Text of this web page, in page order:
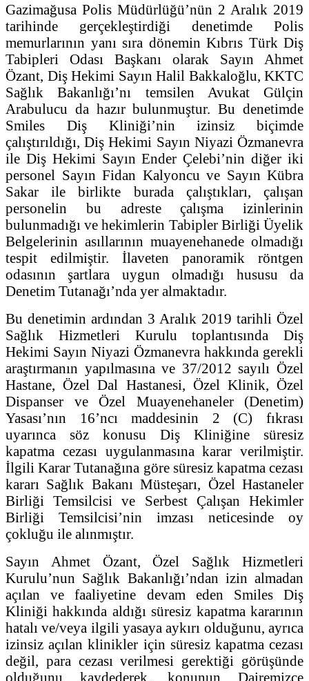
Gazimağusa Polis Müdürlüğü’nün 2 Aralık 2019
tarihinde gerçekleştirdiği denetimde Polis
memurlarının yanı sıra dönemin Kıbrıs Türk Diş
Tabipleri Odası Başkanı olarak Sayın Ahmet
Özant, Diş Hekimi Sayın Halil Bakkaloğlu, KKTC
Sağlık Bakanlığı’nı temsilen Avukat Gülçin
Arabulucu da hazır bulunmuştur. Bu denetimde
Smiles Diş Kliniği’nin izinsiz biçimde
çalıştırıldığı, Diş Hekimi Sayın Niyazi Özmanevra
ile Diş Hekimi Sayın Ender Çelebi’nin diğer iki
personel Sayın Fidan Kalyoncu ve Sayın Kübra
Sakar ile birlikte burada çalıştıkları, çalışan
personelin bu adreste çalışma izinlerinin
bulunmadığı ve hekimlerin Tabipler Birliği Üyelik
Belgelerinin asıllarının muayenehanede olmadığı
tespit edilmiştir. İlaveten panoramik röntgen
odasının şartlara uygun olmadığı hususu da
Denetim Tutanağı’nda yer almaktadır.
Bu denetimin ardından 3 Aralık 2019 tarihli Özel
Sağlık Hizmetleri Kurulu toplantısında Diş
Hekimi Sayın Niyazi Özmanevra hakkında gerekli
araştırmanın yapılmasına ve 37/2012 sayılı Özel
Hastane, Özel Dal Hastanesi, Özel Klinik, Özel
Dispanser ve Özel Muayenehaneler (Denetim)
Yasası’nın 16’ncı maddesinin 2 (C) fıkrası
uyarınca söz konusu Diş Kliniğine süresiz
kapatma cezası uygulanmasına karar verilmiştir.
İlgili Karar Tutanağına göre süresiz kapatma cezası
kararı Sağlık Bakanı Müsteşarı, Özel Hastaneler
Birliği Temsilcisi ve Serbest Çalışan Hekimler
Birliği Temsilcisi’nin imzası neticesinde oy
çokluğu ile alınmıştır.
Sayın Ahmet Özant, Özel Sağlık Hizmetleri
Kurulu’nun Sağlık Bakanlığı’ndan izin almadan
açılan ve faaliyetine devam eden Smiles Diş
Kliniği hakkında aldığı süresiz kapatma kararının
hatalı ve/veya ilgili yasaya aykırı olduğunu, ayrıca
izinsiz açılan klinikler için süresiz kapatma cezası
değil, para cezası verilmesi gerektiği görüşünde
olduğunu kaydederek, konunun Dairemizce